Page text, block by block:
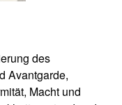
des
Avantgarde,
Macht und